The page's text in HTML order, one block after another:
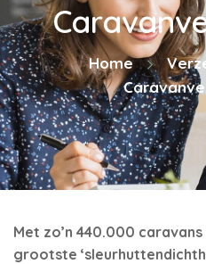
Home
Met zo’n 440.000
grootste